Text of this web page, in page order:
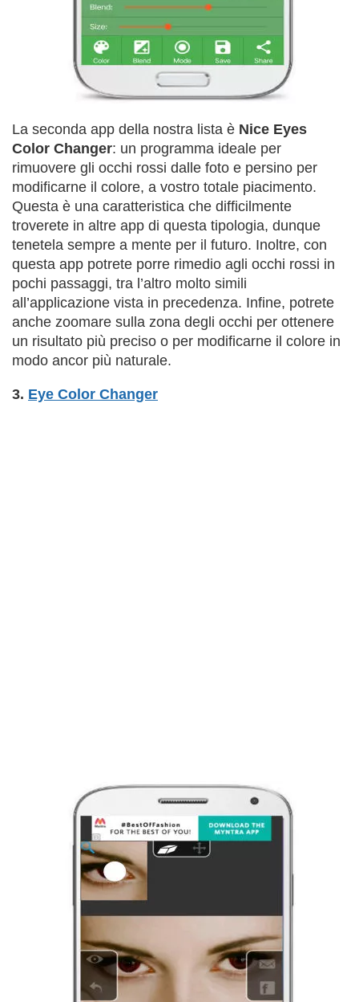
La seconda app della nostra lista è Nice Eyes
Color Changer: un programma ideale per
rimuovere gli occhi rossi dalle foto e persino per
modificarne il colore, a vostro totale piacimento.
Questa è una caratteristica che difficilmente
troverete in altre app di questa tipologia, dunque
tenetela sempre a mente per il futuro. Inoltre, con
questa app potrete porre rimedio agli occhi rossi in
pochi passaggi, tra l’altro molto simili
all’applicazione vista in precedenza. Infine, potrete
anche zoomare sulla zona degli occhi per ottenere
un risultato più preciso o per modificarne il colore in
modo ancor più naturale.
3. Eye Color Changer